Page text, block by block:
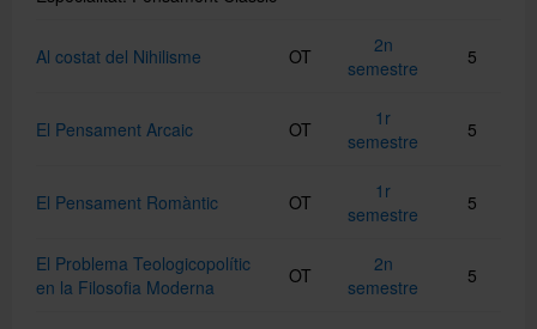
Español
English
Al costat del Nihilisme OT
2n
semestre
5
El Pensament Arcaic OT
1r
semestre
5
El Pensament Romàntic OT
1r
semestre
5
El Problema Teologicopolític
en la Filosofia Moderna
OT
2n
semestre
5